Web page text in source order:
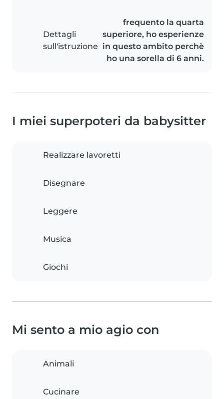
Dettagli
sull'istruzione
frequento la quarta
superiore, ho esperienze
in questo ambito perchè
ho una sorella di 6 anni.
I miei superpoteri da babysitter
Realizzare lavoretti
Disegnare
Leggere
Musica
Giochi
Mi sento a mio agio con
Animali
Cucinare